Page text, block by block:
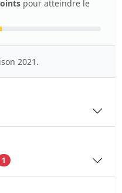
pour atteindre le
2021.
1